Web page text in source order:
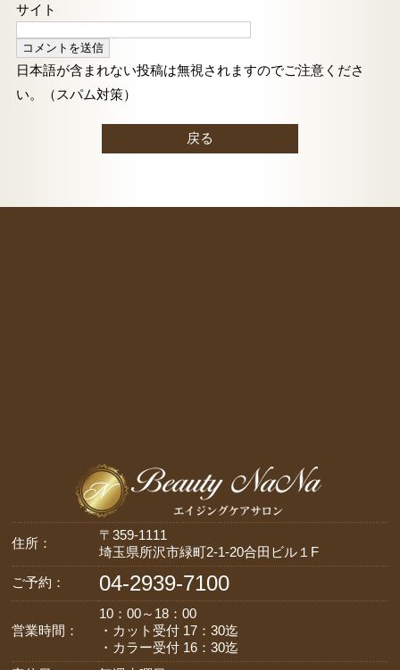
サイト
日本語が含まれない投稿は無視されますのでご注意くださ
い。（スパム対策）
戻る
住所：
〒359-1111
埼玉県所沢市緑町2-1-20合田ビル１F
ご予約：
04-2939-7100
営業時間：
10：00～18：00
・カット受付 17：30迄
・カラー受付 16：30迄